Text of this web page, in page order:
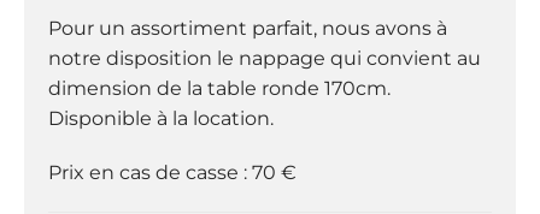
Pour un assortiment parfait, nous avons à
notre disposition le nappage qui convient au
dimension de la table ronde 170cm.
Disponible à la location.
Prix en cas de casse : 70 €